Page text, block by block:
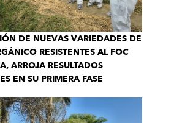
DE NUEVAS VARIEDADES DE
RESISTENTES AL FOC
ARROJA RESULTADOS
EN SU PRIMERA FASE